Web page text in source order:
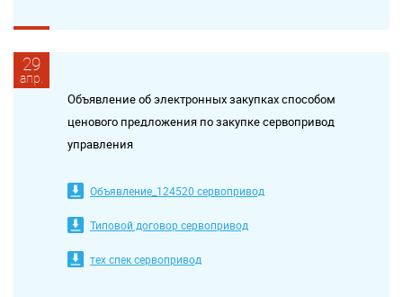
29
апр.
Объявление об электронных закупках способом
ценового предложения по закупке сервопривод
управления
Объявление_124520 сервопривод
Типовой договор сервопривод
тех спек сервопривод